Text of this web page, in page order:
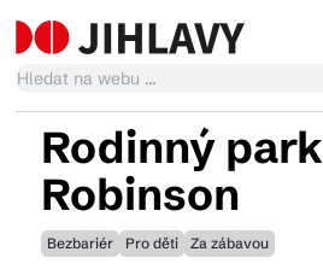
Kalendář akcí
Tradiční akce
Rodinný park
Robinson
Bezbariér Pro děti Za zábavou